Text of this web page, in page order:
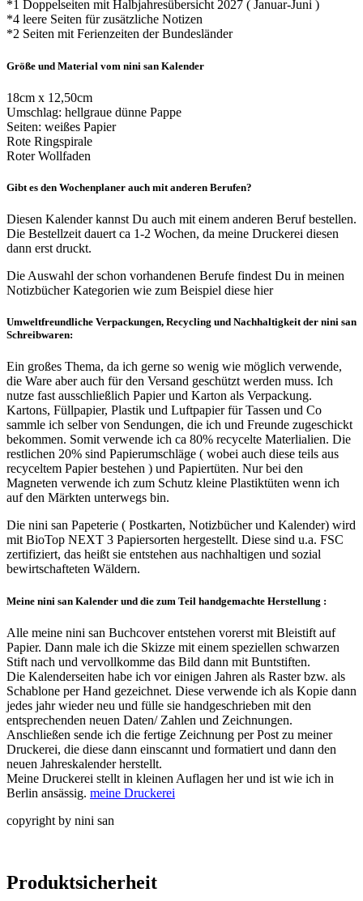
*1 Doppelseiten mit Halbjahresübersicht 2027 ( Januar-Juni )
*4 leere Seiten für zusätzliche Notizen
*2 Seiten mit Ferienzeiten der Bundesländer
Größe und Material vom nini san Kalender
18cm x 12,50cm
Umschlag: hellgraue dünne Pappe
Seiten: weißes Papier
Rote Ringspirale
Roter Wollfaden
Gibt es den Wochenplaner auch mit anderen Berufen?
Diesen Kalender kannst Du auch mit einem anderen Beruf bestellen.
Die Bestellzeit dauert ca 1-2 Wochen, da meine Druckerei diesen
dann erst druckt.
Die Auswahl der schon vorhandenen Berufe findest Du in meinen
Notizbücher Kategorien wie zum Beispiel diese hier
Umweltfreundliche Verpackungen, Recycling und Nachhaltigkeit der nini san
Schreibwaren:
Ein großes Thema, da ich gerne so wenig wie möglich verwende,
die Ware aber auch für den Versand geschützt werden muss. Ich
nutze fast ausschließlich Papier und Karton als Verpackung.
Kartons, Füllpapier, Plastik und Luftpapier für Tassen und Co
sammle ich selber von Sendungen, die ich und Freunde zugeschickt
bekommen. Somit verwende ich ca 80% recycelte Materlialien. Die
restlichen 20% sind Papierumschläge ( wobei auch diese teils aus
recyceltem Papier bestehen ) und Papiertüten. Nur bei den
Magneten verwende ich zum Schutz kleine Plastiktüten wenn ich
auf den Märkten unterwegs bin.
Die nini san Papeterie ( Postkarten, Notizbücher und Kalender) wird
mit BioTop NEXT 3 Papiersorten hergestellt. Diese sind u.a. FSC
zertifiziert, das heißt sie entstehen aus nachhaltigen und sozial
bewirtschafteten Wäldern.
Meine nini san Kalender und die zum Teil handgemachte Herstellung :
Alle meine nini san Buchcover entstehen vorerst mit Bleistift auf
Papier. Dann male ich die Skizze mit einem speziellen schwarzen
Stift nach und vervollkomme das Bild dann mit Buntstiften.
Die Kalenderseiten habe ich vor einigen Jahren als Raster bzw. als
Schablone per Hand gezeichnet. Diese verwende ich als Kopie dann
jedes jahr wieder neu und fülle sie handgeschrieben mit den
entsprechenden neuen Daten/ Zahlen und Zeichnungen.
Anschließen sende ich die fertige Zeichnung per Post zu meiner
Druckerei, die diese dann einscannt und formatiert und dann den
neuen Jahreskalender herstellt.
Meine Druckerei stellt in kleinen Auflagen her und ist wie ich in
Berlin ansässig. meine Druckerei
copyright by nini san
Produktsicherheit